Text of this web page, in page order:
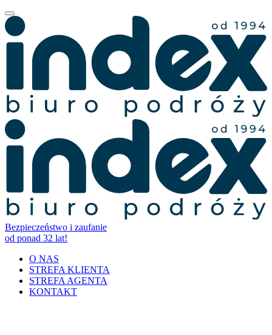
Bezpieczeństwo i zaufanie
od ponad 32 lat!
O NAS
STREFA KLIENTA
STREFA AGENTA
KONTAKT